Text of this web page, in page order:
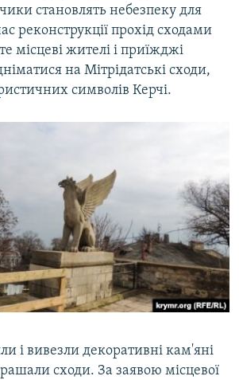
становлять небезпеку для
реконструкції прохід сходами
місцеві жителі і приїжджі
на Мітрідатські сходи,
символів Керчі.
і вивезли декоративні кам'яні
сходи. За заявою місцевої